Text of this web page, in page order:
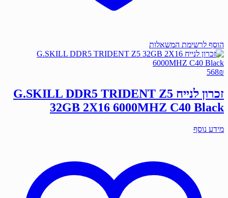
הוסף לרשימת המשאלות
568₪
זכרון לנייח G.SKILL DDR5 TRIDENT Z5
32GB 2X16 6000MHZ C40 Black
מידע נוסף